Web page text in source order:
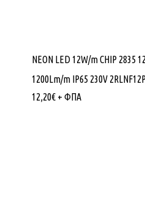
NEON LED 12W/m CHIP 2835
1200Lm/m IP65 230V
12,20€ + ΦΠΑ